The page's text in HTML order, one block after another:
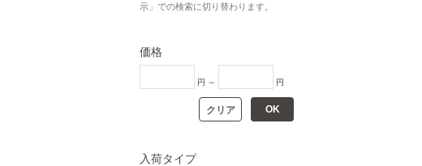
示」での検索に切り替わります。
価格
円 ～ 円
クリア OK
入荷タイプ